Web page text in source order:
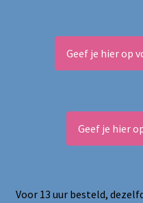
Geef je hier op
Geef je hier
Voor 13 uur besteld,